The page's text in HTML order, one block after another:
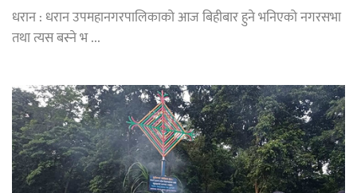
धरान : धरान उपमहानगरपालिकाको आज बिहीबार हुने भनिएको नगरसभा
तथा त्यस बस्ने भ ...